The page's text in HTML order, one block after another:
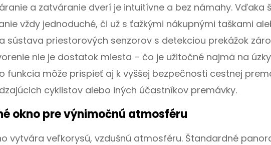
a zatváranie dverí je intuitívne a bez námahy. Vďaka
vždy jednoduché, či už s ťažkými nákupnými taškami
sústava priestorových senzorov s detekciou prekážok
nie je dostatok miesta – čo je užitočné najmä na
funkcia môže prispieť aj k vyššej bezpečnosti cestnej
cyklistov alebo iných účastníkov premávky.
okno pre výnimočnú atmosféru
vytvára veľkorysú, vzdušnú atmosféru. Štandardné